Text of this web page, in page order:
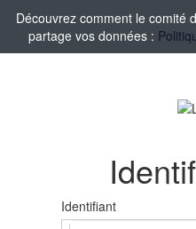
Découvrez comment le comité
partage vos données :
Identifiant